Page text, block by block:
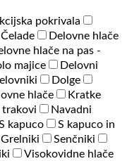
pokrivala
Čelade
Delovne hlače
hlače na pas -
majice
Delovni
Dolge
hlače
Kratke
trakovi
Navadni
kapuco
S kapuco in
Senčniki
Visokovidne hlače